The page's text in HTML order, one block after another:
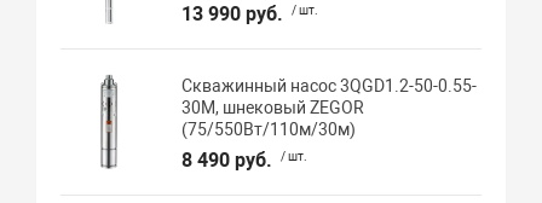
13 990 руб. / шт.
Скважинный насос 3QGD1.2-50-0.55-
30M, шнековый ZEGOR
(75/550Вт/110м/30м)
8 490 руб. / шт.